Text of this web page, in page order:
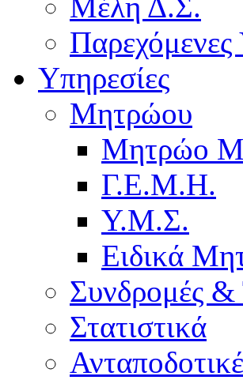
Υπηρεσίες
Μητρώου
Μητρώο
Γ.Ε.Μ.Η.
Υ.Μ.Σ.
Ειδικά
Συνδρομές &
Στατιστικά